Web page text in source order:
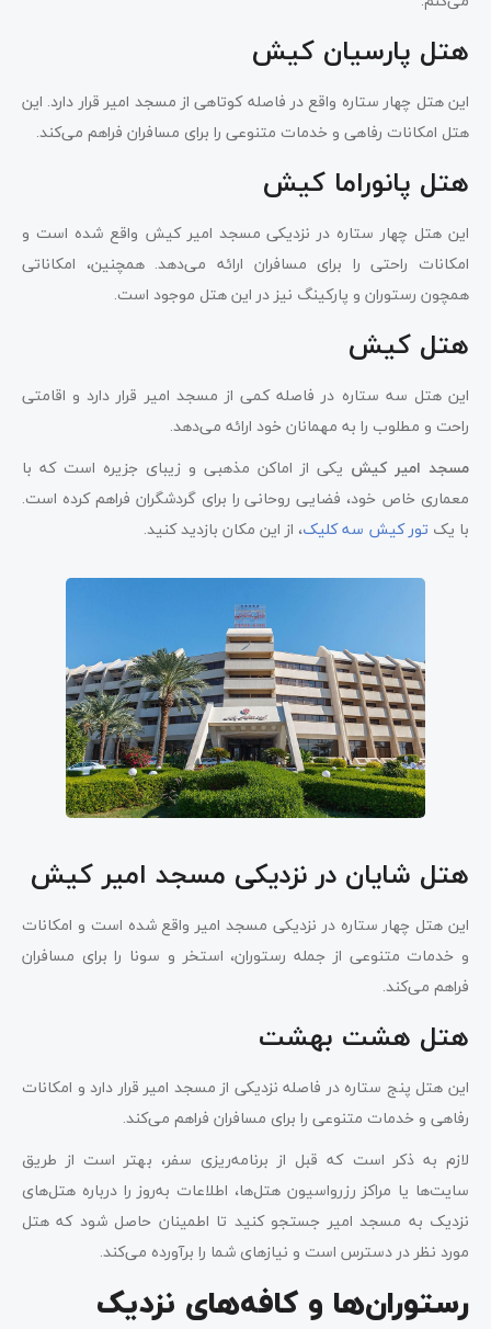
هتل پارسیان کیش
این هتل چهار ستاره واقع در فاصله کوتاهی از مسجد امیر قرار دارد. این
هتل امکانات رفاهی و خدمات متنوعی را برای مسافران فراهم می‌کند.
هتل پانوراما کیش
این هتل چهار ستاره در نزدیکی مسجد امیر کیش واقع شده است و
امکانات راحتی را برای مسافران ارائه می‌دهد. همچنین، امکاناتی
همچون رستوران و پارکینگ نیز در این هتل موجود است.
هتل کیش
این هتل سه ستاره در فاصله کمی از مسجد امیر قرار دارد و اقامتی
راحت و مطلوب را به مهمانان خود ارائه می‌دهد.
مسجد امیر کیش یکی از اماکن مذهبی و زیبای جزیره است که با
معماری خاص خود، فضایی روحانی را برای گردشگران فراهم کرده است.
با یک تور کیش سه کلیک، از این مکان بازدید کنید.
هتل شایان در نزدیکی مسجد امیر کیش
این هتل چهار ستاره در نزدیکی مسجد امیر واقع شده است و امکانات
و خدمات متنوعی از جمله رستوران، استخر و سونا را برای مسافران
فراهم می‌کند.
هتل هشت بهشت
این هتل پنج ستاره در فاصله نزدیکی از مسجد امیر قرار دارد و امکانات
رفاهی و خدمات متنوعی را برای مسافران فراهم می‌کند.
لازم به ذکر است که قبل از برنامه‌ریزی سفر، بهتر است از طریق
سایت‌ها یا مراکز رزرواسیون هتل‌ها، اطلاعات به‌روز را درباره هتل‌های
نزدیک به مسجد امیر جستجو کنید تا اطمینان حاصل شود که هتل
مورد نظر در دسترس است و نیازهای شما را برآورده می‌کند.
رستوران‌ها و کافه‌های نزدیک